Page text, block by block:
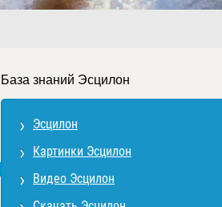
База знаний Эсцилон
Эсцилон
Картинки Эсцилон
Видео Эсцилон